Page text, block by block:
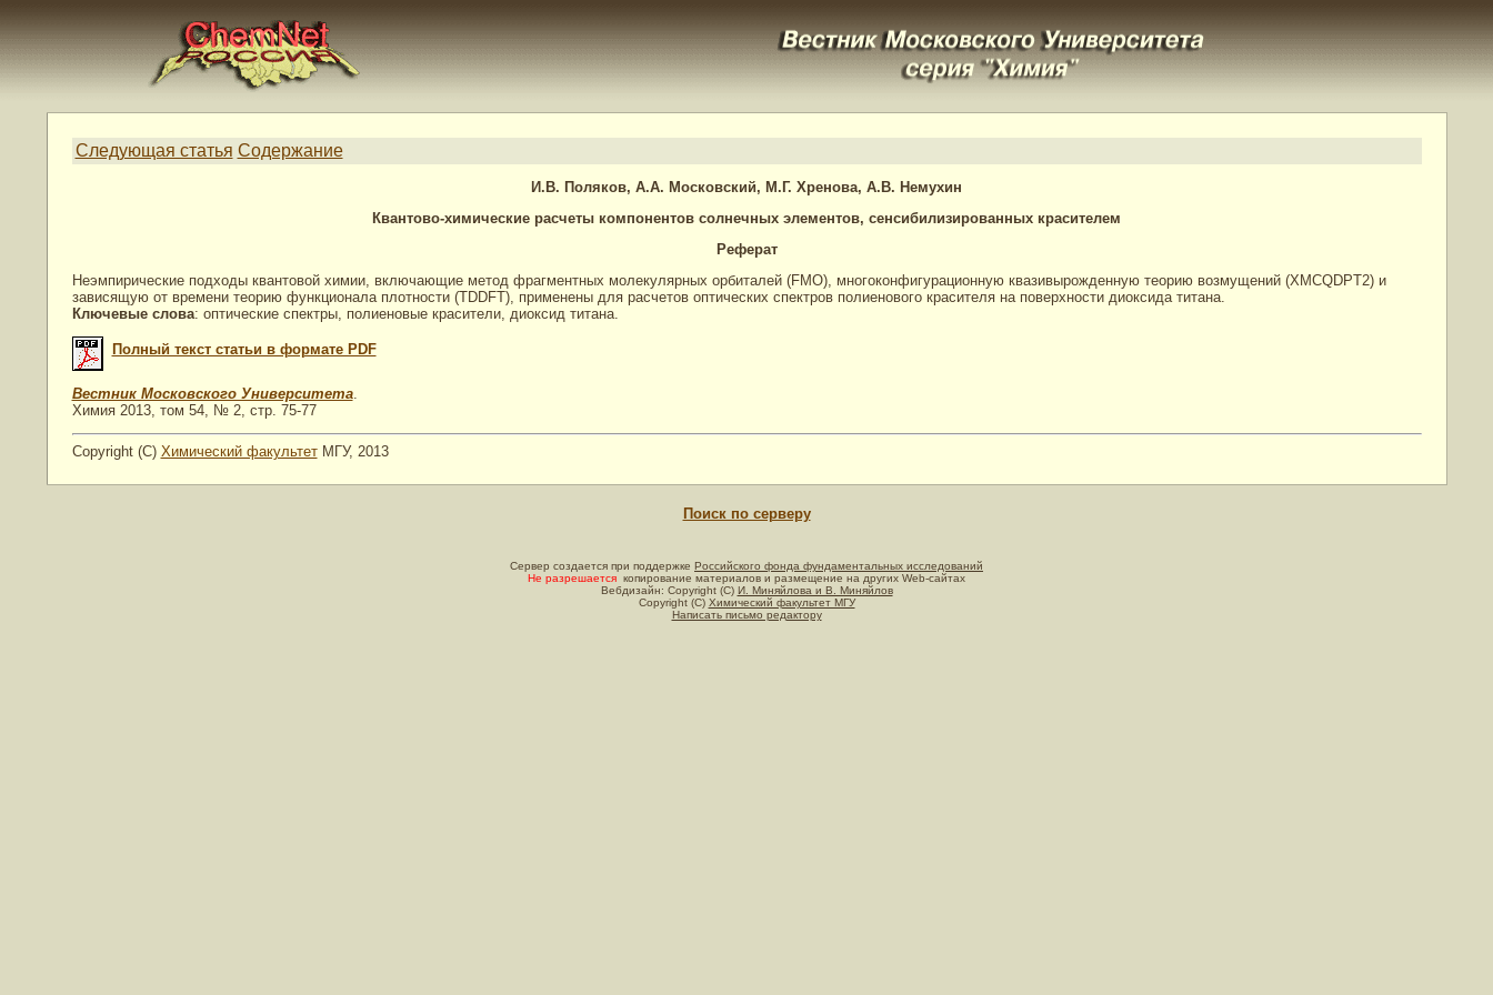
Следующая статья Содержание
И.В. Поляков, А.А. Московский, М.Г. Хренова, А.В. Немухин
Квантово-химические расчеты компонентов солнечных элементов, сенсибилизированных красителем
Реферат
Неэмпирические подходы квантовой химии, включающие метод фрагментных молекулярных орбиталей (FMO), многоконфигурационную квазивырожденную теорию возмущений (XMCQDPT2) и
зависящую от времени теорию функционала плотности (TDDFT), применены для расчетов оптических спектров полиенового красителя на поверхности диоксида титана.
Ключевые слова: оптические спектры, полиеновые красители, диоксид титана.
Полный текст статьи в формате PDF
Вестник Московского Университета.
Химия 2013, том 54, № 2, стр. 75-77
Copyright (C) Химический факультетМГУ, 2013
Поиск по серверу
Сервер создается при поддержке Российского фонда фундаментальных исследований
Не разрешается копирование материалов и размещение на других Web-сайтах
Вебдизайн: Copyright (C) И. Миняйлова и В. Миняйлов
Copyright (C) Химический факультет МГУ
Написать письмо редактору